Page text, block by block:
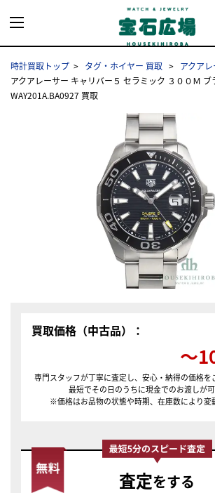
時計買取トップ タグ・ホイヤー 買取
アクア
アクアレーサー キャリバー５ セラミック ３００Ｍ ブ
WAY201A.BA0927 買取
買取価格（中古品）：
〜
専門スタッフが丁寧に査定し、安心・納得の価格を
最短でその日のうちに現金でのお渡しが可
※価格はお品物の状態や時期、在庫数により変
査定をする